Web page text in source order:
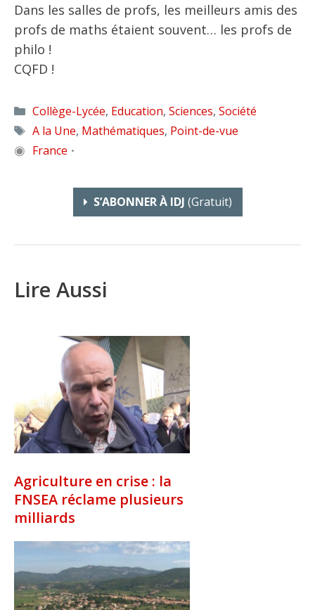
Dans les salles de profs, les meilleurs amis des
profs de maths étaient souvent… les profs de
philo !
CQFD !
Catégories
Collège-Lycée, Education, Sciences, Société
Étiquettes
A la Une, Mathématiques, Point-de-vue
◉ France •
S’ABONNER À IDJ (gratuit)
Lire Aussi
Agriculture en crise : la
FNSEA réclame plusieurs
milliards